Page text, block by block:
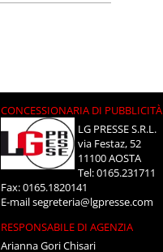
CONCESSIONARIA DI PUBBLICITÀ
LG PRESSE S.R.L.
via Festaz, 52
11100 AOSTA
Tel: 0165.231711
Fax: 0165.1820141
E-mailsegreteria@lgpresse.com
RESPONSABILE DI AGENZIA
Arianna Gori Chisari